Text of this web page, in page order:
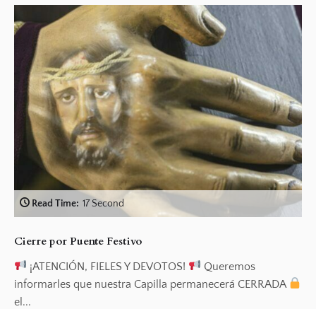
Read Time: 17 Second
Cierre por Puente Festivo
¡ATENCIÓN, FIELES Y DEVOTOS!
Queremos
informarles que nuestra Capilla permanecerá CERRADA
el...